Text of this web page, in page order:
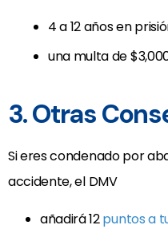
4 a 12 años en
una multa de
3. Otras
Si eres condenado por
accidente, el DMV
añadirá 12puntos a